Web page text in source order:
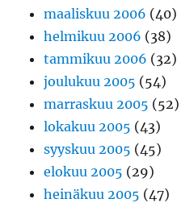
maaliskuu 2006 (40)
helmikuu 2006 (38)
tammikuu 2006 (32)
joulukuu 2005 (54)
marraskuu 2005 (52)
lokakuu 2005 (43)
syyskuu 2005 (45)
elokuu 2005 (29)
heinäkuu 2005 (47)